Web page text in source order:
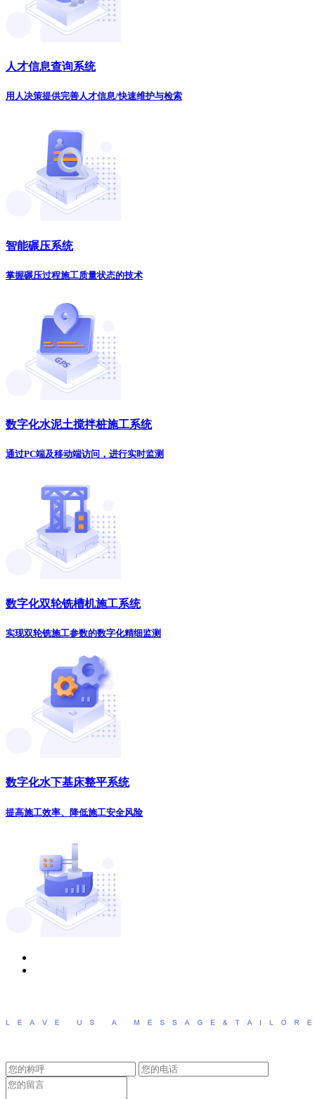
人才信息查询系统
用人决策提供完善人才信息/快速维护与检索
智能碾压系统
掌握碾压过程施工质量状态的技术
数字化水泥土搅拌桩施工系统
通过PC端及移动端访问，进行实时监测
数字化双轮铣槽机施工系统
实现双轮铣施工参数的数字化精细监测
数字化水下基床整平系统
提高施工效率、降低施工安全风险